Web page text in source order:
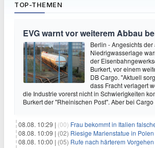
TOP-THEMEN
EVG warnt vor weiterem Abbau
Berlin - Angesichts der
Niedrigwasserlage
der
Burkert, vor einem
DB Cargo. "Aktuell
dass Fracht verlagert
die Industrie vorerst nicht in Schwierigkeiten
Burkert der "Rheinischen Post". Aber bei
08.08. 10:29 | (00) Frau bekommt in Italien
08.08. 10:09 | (02) Riesige Marienstatue in
08.08. 10:00 | (05) Rufe nach härterem